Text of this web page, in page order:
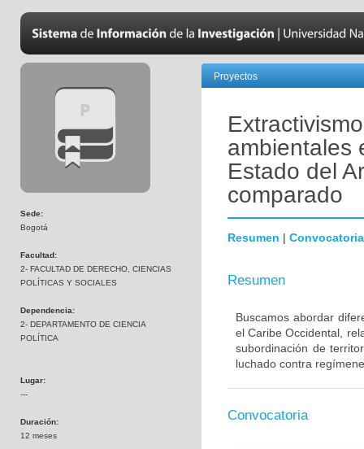
Sede:
Bogotá
Facultad:
2- FACULTAD DE DERECHO, CIENCIAS
POLÍTICAS Y SOCIALES
Dependencia:
2- DEPARTAMENTO DE CIENCIA
POLÍTICA
Lugar:
---
Duración:
12 meses
Proyectos
ambientales
Estado del
comparado
Resumen | Convocatoria
Resumen
Buscamos abordar
el Caribe Occidental,
subordinación de
luchado contra
Convocatoria